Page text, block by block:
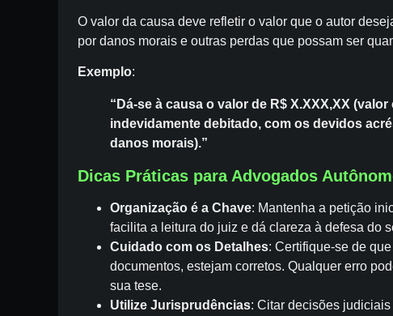
O valor da causa deve refletir o valor que o autor
por danos morais e outras perdas que possam ser
Exemplo:
“Dá-se à causa o valor de R$ X.XXX,XX
indevidamente debitado, com os devidos
danos morais).”
Dicas Práticas para Advogados
Organização é a Chave: Mantenha a petição
facilita a leitura do juiz e dá clareza à defesa do
Cuidado com os Detalhes: Certifique-se de
documentos, estejam corretos. Qualquer erro
sua tese.
Utilize Jurisprudências: Citar decisões